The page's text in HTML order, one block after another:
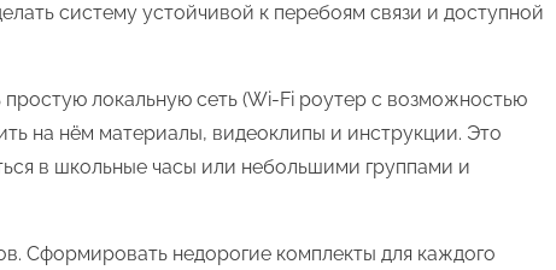
систему устойчивой к перебоям связи и доступной
локальную сеть (Wi‑Fi роутер с возможностью
на нём материалы, видеоклипы и инструкции. Это
в школьные часы или небольшими группами и
Сформировать недорогие комплекты для каждого